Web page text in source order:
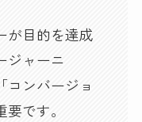
が目的を達成
ジャーニ
コンバージョ
です。